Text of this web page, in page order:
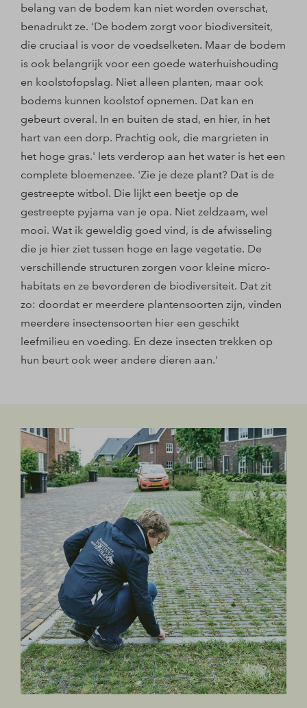
belang van de bodem kan niet worden overschat,
benadrukt ze. ‘De bodem zorgt voor biodiversiteit,
die cruciaal is voor de voedselketen. Maar de bodem
is ook belangrijk voor een goede waterhuishouding
en koolstofopslag. Niet alleen planten, maar ook
bodems kunnen koolstof opnemen. Dat kan en
gebeurt overal. In en buiten de stad, en hier, in het
hart van een dorp. Prachtig ook, die margrieten in
het hoge gras.' Iets verderop aan het water is het een
complete bloemenzee. 'Zie je deze plant? Dat is de
gestreepte witbol. Die lijkt een beetje op de
gestreepte pyjama van je opa. Niet zeldzaam, wel
mooi. Wat ik geweldig goed vind, is de afwisseling
die je hier ziet tussen hoge en lage vegetatie. De
verschillende structuren zorgen voor kleine micro-
habitats en ze bevorderen de biodiversiteit. Dat zit
zo: doordat er meerdere plantensoorten zijn, vinden
meerdere insectensoorten hier een geschikt
leefmilieu en voeding. En deze insecten trekken op
hun beurt ook weer andere dieren aan.'